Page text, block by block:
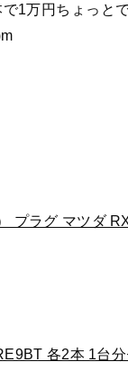
1万円ちょっと
プラグ マツダ
各2本 1台